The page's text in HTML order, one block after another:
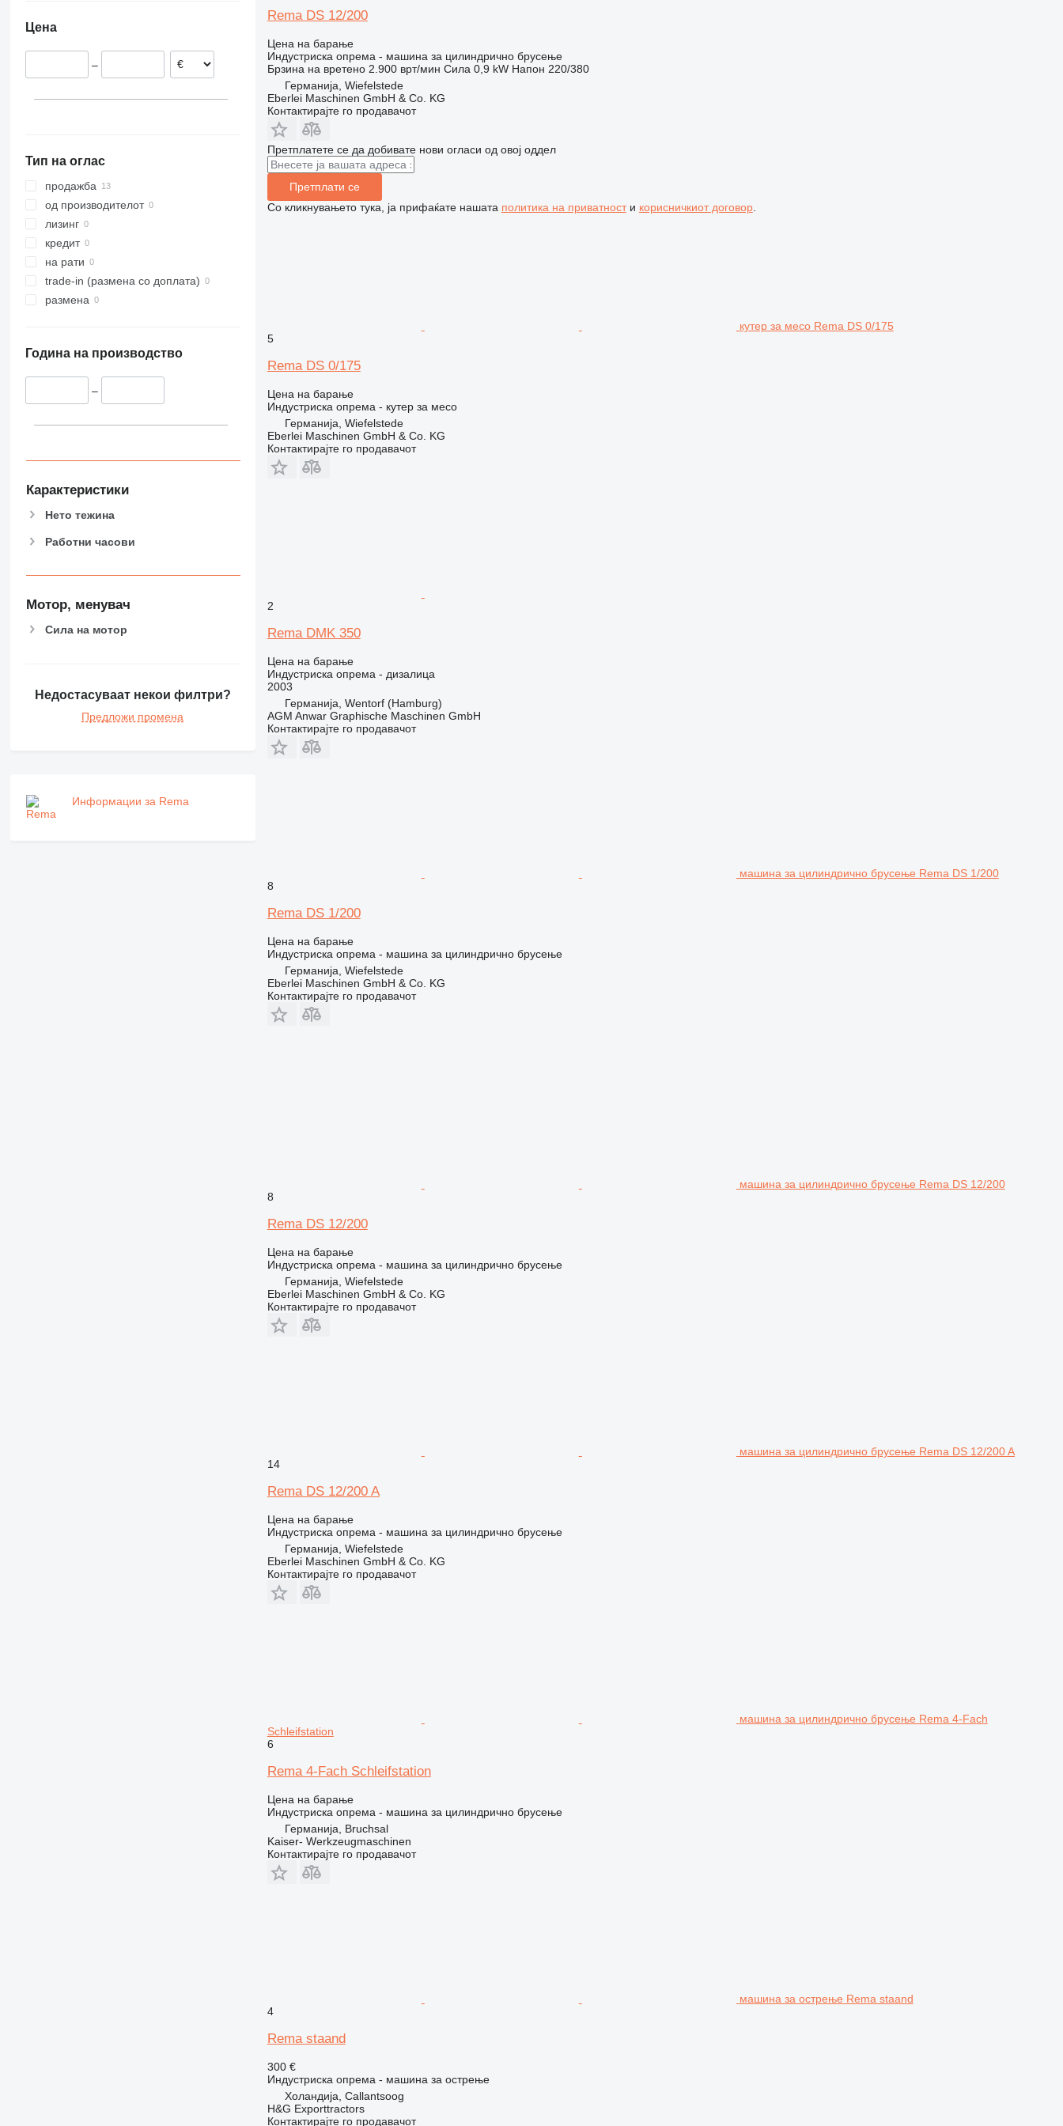
Цена
–
Тип на оглас
продажба
од производителот
лизинг
кредит
на рати
trade-in (размена со доплата)
размена
Година на производство
–
Карактеристики
Нето тежина
Работни часови
Мотор, менувач
Сила на мотор
Недостасуваат некои филтри?
Предложи промена
Информации за Rema
Rema DS 12/200
Цена на барање
Индустриска опрема - машина за цилиндрично брусење
Брзина на вретено 2.900 врт/мин Сила 0,9 kW Напон 220/380
Германија, Wiefelstede
Eberlei Maschinen GmbH & Co. KG
Контактирајте го продавачот
Претплатете се да добивате нови огласи од овој оддел
Претплати се
Со кликнувањето тука, ја прифаќате нашата политика на приватности корисничкиот договор.
кутер за месо Rema DS 0/175
5
Rema DS 0/175
Цена на барање
Индустриска опрема - кутер за месо
Германија, Wiefelstede
Eberlei Maschinen GmbH & Co. KG
Контактирајте го продавачот
2
Rema DMK 350
Цена на барање
Индустриска опрема - дизалица
2003
Германија, Wentorf (Hamburg)
AGM Anwar Graphische Maschinen GmbH
Контактирајте го продавачот
машина за цилиндрично брусење Rema DS 1/200
8
Rema DS 1/200
Цена на барање
Индустриска опрема - машина за цилиндрично брусење
Германија, Wiefelstede
Eberlei Maschinen GmbH & Co. KG
Контактирајте го продавачот
машина за цилиндрично брусење Rema DS 12/200
8
Rema DS 12/200
Цена на барање
Индустриска опрема - машина за цилиндрично брусење
Германија, Wiefelstede
Eberlei Maschinen GmbH & Co. KG
Контактирајте го продавачот
машина за цилиндрично брусење Rema DS 12/200 A
14
Rema DS 12/200 A
Цена на барање
Индустриска опрема - машина за цилиндрично брусење
Германија, Wiefelstede
Eberlei Maschinen GmbH & Co. KG
Контактирајте го продавачот
машина за цилиндрично брусење Rema 4-Fach
Schleifstation
6
Rema 4-Fach Schleifstation
Цена на барање
Индустриска опрема - машина за цилиндрично брусење
Германија, Bruchsal
Kaiser- Werkzeugmaschinen
Контактирајте го продавачот
машина за острење Rema staand
4
Rema staand
300 €
Индустриска опрема - машина за острење
Холандија, Callantsoog
H&G Exporttractors
Контактирајте го продавачот